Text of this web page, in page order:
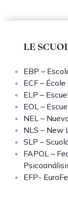
LE
EBP –
ECF –
ELP –
EOL –
NEL –
NLS – New
SLP –
FAPOL –
EFP-